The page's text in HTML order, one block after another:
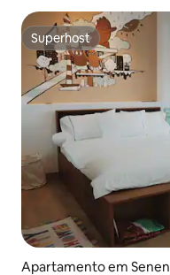
Superhost
Superhost
Apartamento em Senen